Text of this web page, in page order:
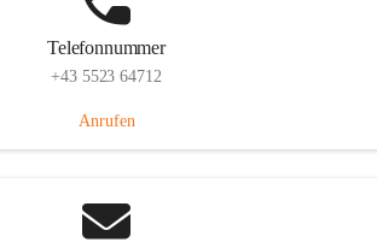
Telefonnummer
+43 5523 64712
Anrufen